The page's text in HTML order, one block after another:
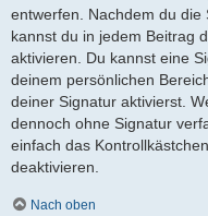
entwerfen. Nachdem du die
kannst du in jedem Beitrag
aktivieren. Du kannst eine
deinem persönlichen
deiner Signatur aktivierst.
dennoch ohne Signatur
einfach das
deaktivieren.
Nach oben